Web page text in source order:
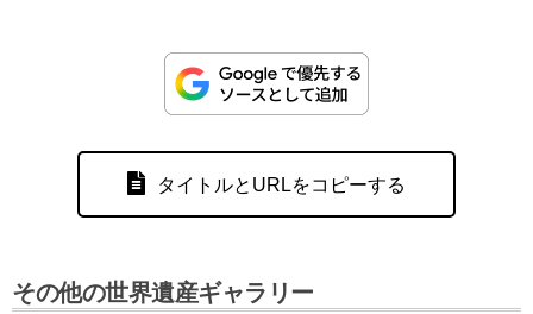
タイトルとURLをコピーする
その他の世界遺産ギャラリー